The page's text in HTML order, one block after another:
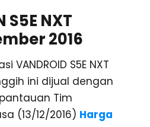
NXT
2016
VANDROID S5E NXT
ini dijual dengan
Tim
(13/12/2016) Harga